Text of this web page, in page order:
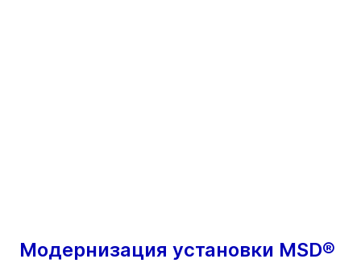
Модернизация установки MSD®